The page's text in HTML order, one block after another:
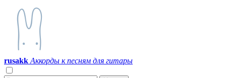
rusakk Аккорды к песням для гитары